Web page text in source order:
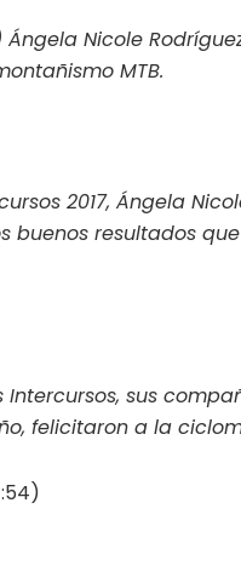
Nicole
MTB.
2017, Ángela
buenos resultados
sus
felicitaron a la